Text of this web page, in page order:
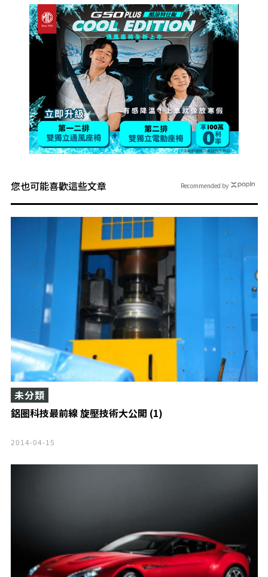
您也可能喜歡這些文章
鋁圈科技最前線 旋壓技術大公開 (1)
未分類
2014-04-15
Recommended by